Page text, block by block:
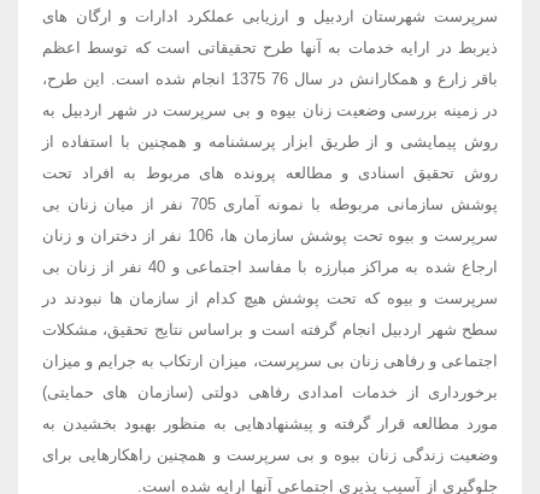
سرپرست شهرستان اردبیل و ارزیابی عملکرد ادارات و ارگان های
ذیربط در ارایه خدمات به آنها طرح تحقیقاتی است که توسط اعظم
باقر زارع و همکارانش در سال 76 1375 انجام شده است. این طرح،
در زمینه بررسی وضعیت زنان بیوه و بی سرپرست در شهر اردبیل به
روش پیمایشی و از طریق ابزار پرسشنامه و همچنین با استفاده از
روش تحقیق اسنادی و مطالعه پرونده های مربوط به افراد تحت
پوشش سازمانی مربوطه با نمونه آماری 705 نفر از میان زنان بی
سرپرست و بیوه تحت پوشش سازمان ها، 106 نفر از دختران و زنان
ارجاع شده به مراکز مبارزه با مفاسد اجتماعی و 40 نفر از زنان بی
سرپرست و بیوه که تحت پوشش هیچ کدام از سازمان ها نبودند در
سطح شهر اردبیل انجام گرفته است و براساس نتایج تحقیق، مشکلات
اجتماعی و رفاهی زنان بی سرپرست، میزان ارتکاب به جرایم و میزان
برخورداری از خدمات امدادی رفاهی دولتی (سازمان های حمایتی)
مورد مطالعه قرار گرفته و پیشنهادهایی به منظور بهبود بخشیدن به
وضعیت زندگی زنان بیوه و بی سرپرست و همچنین راهکارهایی برای
جلوگیری از آسیب پذیری اجتماعی آنها ارایه شده است.